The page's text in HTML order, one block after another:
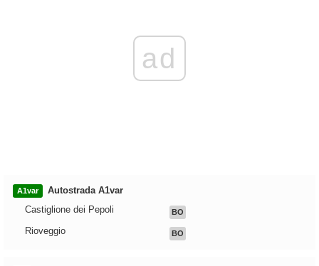
ad
A1var
Autostrada A1var
Castiglione dei Pepoli
BO
Rioveggio BO